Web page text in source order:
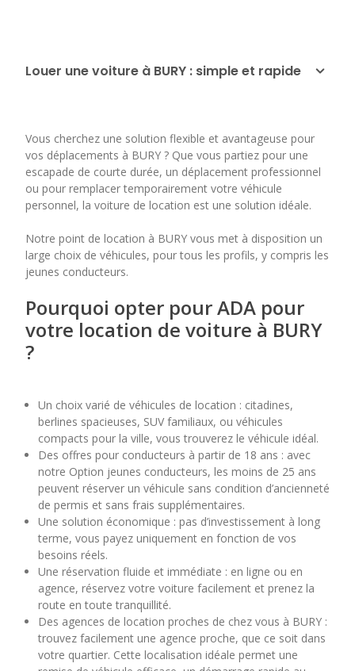
lu ma me je
ve
1
2 3 4
7 8 9 10 11
14 15 16 17 18
21 22
28 29 30
Louer une voiture à BURY : simple et rapide
Vous cherchez une solution flexible et avantageuse pour
vos déplacements à BURY ? Que vous partiez pour une
escapade de courte durée, un déplacement professionnel
ou pour remplacer temporairement votre véhicule
personnel, la voiture de location est une solution idéale.
Notre point de location à BURY vous met à disposition un
large choix de véhicules, pour tous les profils, y compris les
jeunes conducteurs.
Pourquoi opter pour ADA pour
votre location de voiture à BURY
?
Un choix varié de véhicules de location : citadines,
berlines spacieuses, SUV familiaux, ou véhicules
compacts pour la ville, vous trouverez le véhicule idéal.
Des offres pour conducteurs à partir de 18 ans : avec
notre Option jeunes conducteurs, les moins de 25 ans
peuvent réserver un véhicule sans condition d’ancienneté
de permis et sans frais supplémentaires.
Une solution économique : pas d’investissement à long
terme, vous payez uniquement en fonction de vos
besoins réels.
Une réservation fluide et immédiate : en ligne ou en
agence, réservez votre voiture facilement et prenez la
route en toute tranquillité.
Des agences de location proches de chez vous à BURY :
trouvez facilement une agence proche, que ce soit dans
votre quartier. Cette localisation idéale permet une